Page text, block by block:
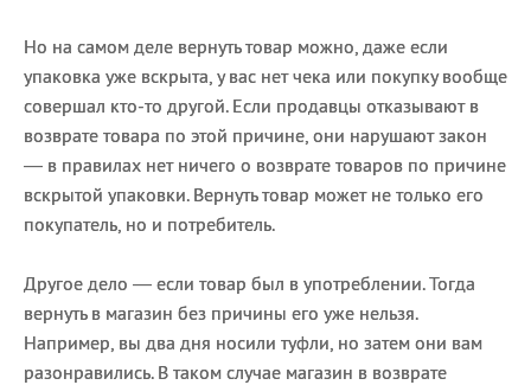
Но на самом деле вернуть товар можно, даже если
упаковка уже вскрыта, у вас нет чека или покупку вообще
совершал кто-то другой. Если продавцы отказывают в
возврате товара по этой причине, они нарушают закон
— в правилах нет ничего о возврате товаров по причине
вскрытой упаковки. Вернуть товар может не только его
покупатель, но и потребитель.
Другое дело — если товар был в употреблении. Тогда
вернуть в магазин без причины его уже нельзя.
Например, вы два дня носили туфли, но затем они вам
разонравились. В таком случае магазин в возврате